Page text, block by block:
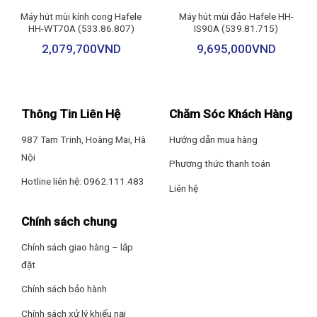
nhạy bén và dễ sử dụng. Người dùng có thể linh hoạt điều
chỉnh công suất tùy theo lượng khói và mùi trong quá trình
khiển. Tính năng này giúp hạn chế tiếp xúc trực tiếp, giữ bề
mặt luôn sạch sẽ và nâng cao trải nghiệm sử dụng.
Lực Hút Mạnh Mẽ – Giữ Không Gian Luôn Thoáng Đãng
Sở hữu công suất motor 150W, CZ-H271CT nhanh chóng
thoát 150mm hoặc khử mùi bằng than hoạt tính, đảm bảo
phù hợp với nhiều phương án lắp đặt khác nhau.
Máy hút mùi kính cong Hafele
HH-WT70A (533.86.807)
2,079,700VND
Máy hút mùi đảo Hafele HH-
IS90A (539.81.715)
9,695,000VND
Thông Tin Liên Hệ
987 Tam Trinh, Hoàng Mai, Hà
Nội
Hotline liên hệ: 0962.111.483
Chăm Sóc Khách Hàng
Hướng dẫn mua hàng
Phương thức thanh toán
Liên hệ
Chính sách chung
Chính sách giao hàng – lắp
đặt
Chính sách bảo hành
Chính sách xử lý khiếu nại